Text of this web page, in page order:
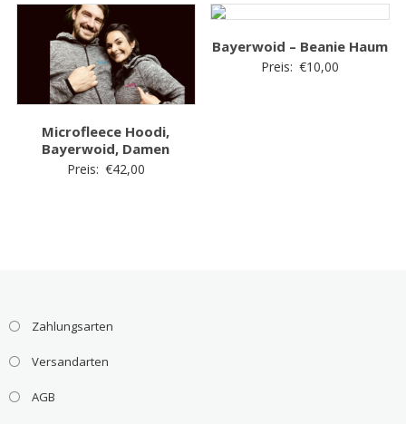
Microfleece Hoodi,
Bayerwoid, Damen
Preis: €42,00
Bayerwoid – Beanie Haum
Preis: €10,00
Zahlungsarten
Versandarten
AGB